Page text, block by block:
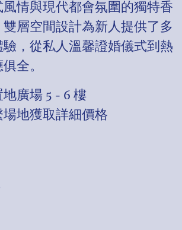
情與現代都會氛圍的獨特香
層空間設計為新人提供了多
，從私人溫馨證婚儀式到熱
全。
廣場 5 - 6 樓
地獲取詳細價格